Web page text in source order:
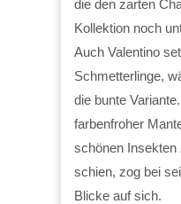
die den zarten
Kollektion noch
Auch Valentino
Schmetterlinge,
die bunte
farbenfroher
schönen Insekten
schien, zog bei
Blicke auf sich.